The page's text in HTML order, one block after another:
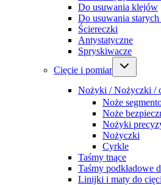
Do usuwania klejów
Do usuwania
Ściereczki
Antystatyczne
Spryskiwacze
Cięcie i pomiar
Nożyki / Nożyczki /
Noże
Noże
Nożyki
Nożyczki
Cyrkle
Taśmy tnące
Taśmy podkładowe
Linijki i maty do